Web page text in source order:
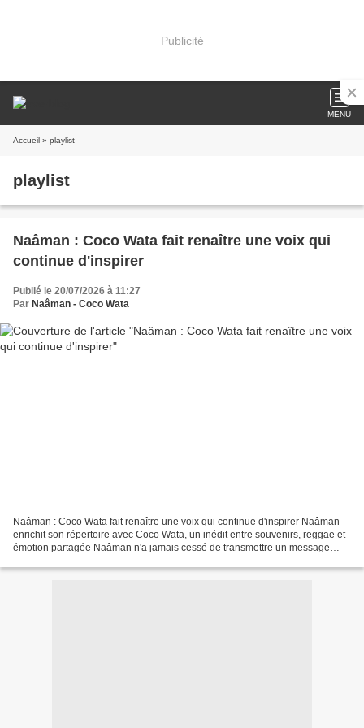
Publicité
MENU
Accueil » playlist
playlist
Naâman : Coco Wata fait renaître une voix qui
continue d'inspirer
Publié le 20/07/2026 à 11:27
Par Naâman - Coco Wata
Naâman : Coco Wata fait renaître une voix qui continue d'inspirer Naâman
enrichit son répertoire avec Coco Wata, un inédit entre souvenirs, reggae et
émotion partagée Naâman n'a jamais cessé de transmettre un message